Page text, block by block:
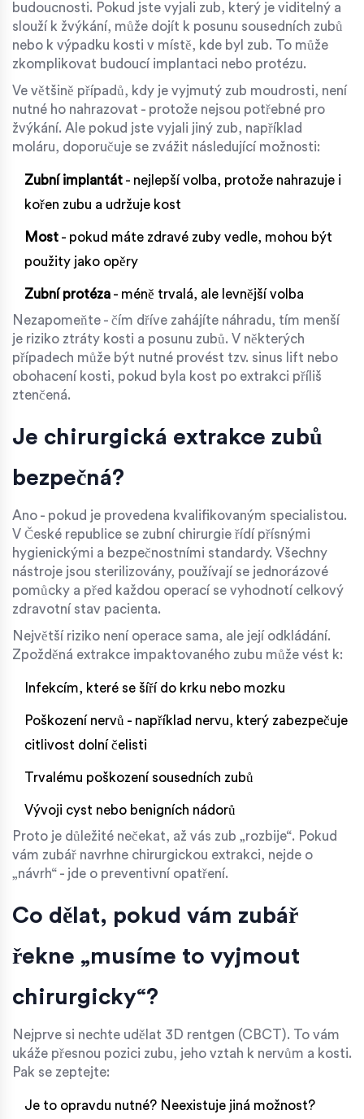
budoucnosti. Pokud jste vyjali zub, který je viditelný a
slouží k žvýkání, může dojít k posunu sousedních zubů
nebo k výpadku kosti v místě, kde byl zub. To může
zkomplikovat budoucí implantaci nebo protézu.
Ve většině případů, kdy je vyjmutý zub moudrosti, není
nutné ho nahrazovat - protože nejsou potřebné pro
žvýkání. Ale pokud jste vyjali jiný zub, například
moláru, doporučuje se zvážit následující možnosti:
Zubní implantát - nejlepší volba, protože nahrazuje i
kořen zubu a udržuje kost
Most - pokud máte zdravé zuby vedle, mohou být
použity jako opěry
Zubní protéza - méně trvalá, ale levnější volba
Nezapomeňte - čím dříve zahájíte náhradu, tím menší
je riziko ztráty kosti a posunu zubů. V některých
případech může být nutné provést tzv. sinus lift nebo
obohacení kosti, pokud byla kost po extrakci příliš
ztenčená.
Je chirurgická extrakce zubů
bezpečná?
Ano - pokud je provedena kvalifikovaným specialistou.
V České republice se zubní chirurgie řídí přísnými
hygienickými a bezpečnostními standardy. Všechny
nástroje jsou sterilizovány, používají se jednorázové
pomůcky a před každou operací se vyhodnotí celkový
zdravotní stav pacienta.
Největší riziko není operace sama, ale její odkládání.
Zpožděná extrakce impaktovaného zubu může vést k:
Infekcím, které se šíří do krku nebo mozku
Poškození nervů - například nervu, který zabezpečuje
citlivost dolní čelisti
Trvalému poškození sousedních zubů
Vývoji cyst nebo benigních nádorů
Proto je důležité nečekat, až vás zub „rozbije“. Pokud
vám zubář navrhne chirurgickou extrakci, nejde o
„návrh“ - jde o preventivní opatření.
Co dělat, pokud vám zubář
řekne „musíme to vyjmout
chirurgicky“?
Nejprve si nechte udělat 3D rentgen (CBCT). To vám
ukáže přesnou pozici zubu, jeho vztah k nervům a kosti.
Pak se zeptejte:
Je to opravdu nutné? Neexistuje jiná možnost?